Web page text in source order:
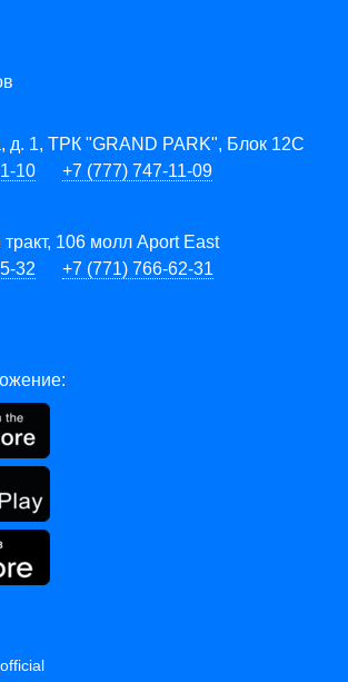
д. 1, ТРК "GRAND PARK", Блок 12C
10
+7 (777) 747-11-09
тракт, 106 молл Aport East
32
+7 (771) 766-62-31